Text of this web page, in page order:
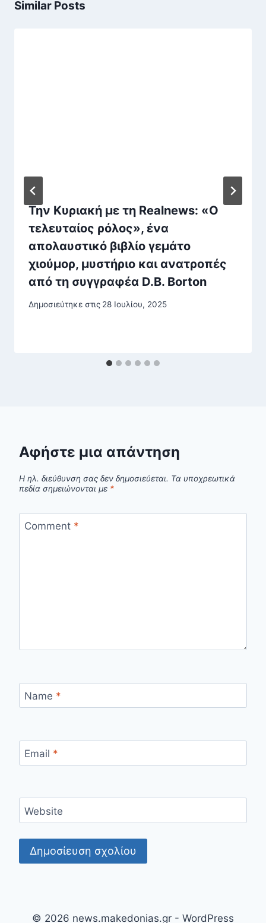
Similar Posts
Την Κυριακή με τη Realnews: «Ο
τελευταίος ρόλος», ένα
απολαυστικό βιβλίο γεμάτο
χιούμορ, μυστήριο και ανατροπές
από τη συγγραφέα D.B. Borton
Δημοσιεύτηκε στις 28 Ιουλίου, 2025
Αφήστε μια απάντηση
Η ηλ. διεύθυνση σας δεν δημοσιεύεται. Τα υποχρεωτικά
πεδία σημειώνονται με *
Comment *
Name *
Email *
Website
© 2026 news.makedonias.gr - WordPress